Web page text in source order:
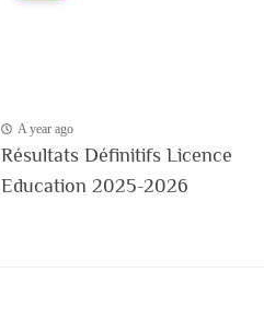
A year ago
Résultats Définitifs Licence
Education 2025-2026